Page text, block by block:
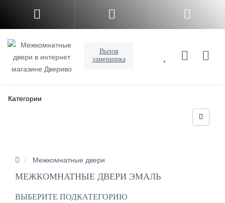
Вызов
замерщика
Категории
Межкомнатные двери
МЕЖКОМНАТНЫЕ ДВЕРИ ЭМАЛЬ
ВЫБЕРИТЕ ПОДКАТЕГОРИЮ